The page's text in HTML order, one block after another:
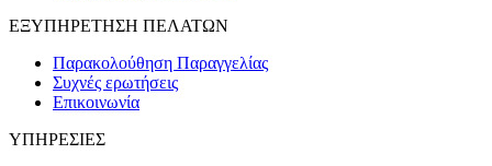
ΕΞΥΠΗΡΕΤΗΣΗ ΠΕΛΑΤΩΝ
Παρακολούθηση Παραγγελίας
Συχνές ερωτήσεις
Επικοινωνία
ΥΠΗΡΕΣΙΕΣ